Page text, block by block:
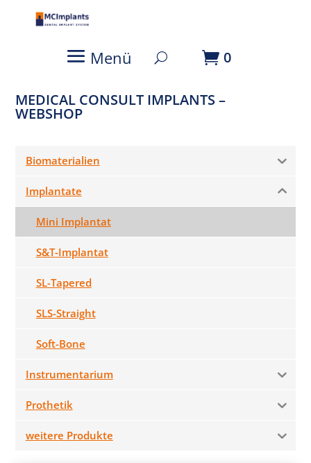
Menü 0
MEDICAL CONSULT IMPLANTS –
WEBSHOP
Biomaterialien
Implantate
Mini Implantat
S&T-Implantat
SL-Tapered
SLS-Straight
Soft-Bone
Instrumentarium
Prothetik
weitere Produkte